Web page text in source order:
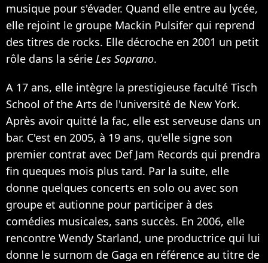
musique pour s'évader. Quand elle entre au lycée,
elle rejoint le groupe Mackin Pulsifer qui reprend
des titres de rocks. Elle décroche en 2001 un petit
rôle dans la série Les Soprano.
A 17 ans, elle intègre la prestigieuse faculté Tisch
School of the Arts de l'université de New York.
Après avoir quitté la fac, elle est serveuse dans un
bar. C'est en 2005, à 19 ans, qu'elle signe son
premier contrat avec Def Jam Records qui prendra
fin queques mois plus tard. Par la suite, elle
donne quelques concerts en solo ou avec son
groupe et autionne pour participer à des
comédies musicales, sans succès. En 2006, elle
rencontre Wendy Starland, une productrice qui lui
donne le surnom de Gaga en référence au titre de